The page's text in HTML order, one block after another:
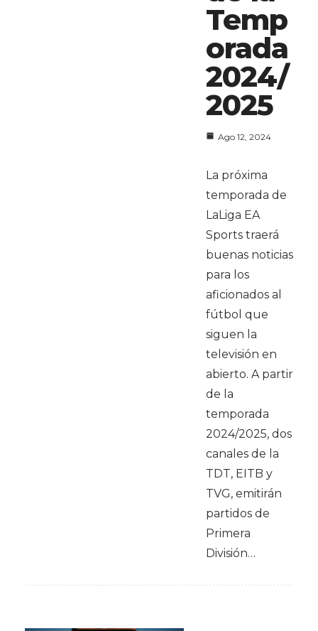
Temp
orada
2024/
2025
Ago 12, 2024
La próxima
temporada de
LaLiga EA
Sports traerá
buenas noticias
para los
aficionados al
fútbol que
siguen la
televisión en
abierto. A partir
de la
temporada
2024/2025, dos
canales de la
TDT, EITB y
TVG, emitirán
partidos de
Primera
División…